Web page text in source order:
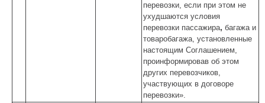
перевозки, если при этом не
ухудшаются условия
перевозки пассажира, багажа и
товаробагажа, установленные
настоящим Соглашением,
проинформировав об этом
других перевозчиков,
участвующих в договоре
перевозки».